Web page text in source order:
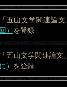
「五山文学関連論
回） を登録
「五山文学関連論
に） を登録